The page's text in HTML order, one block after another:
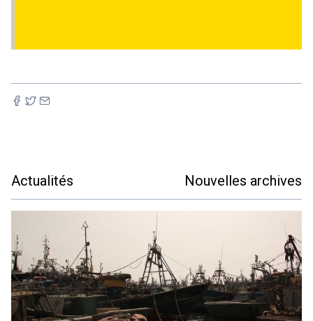
Actualités Nouvelles archives